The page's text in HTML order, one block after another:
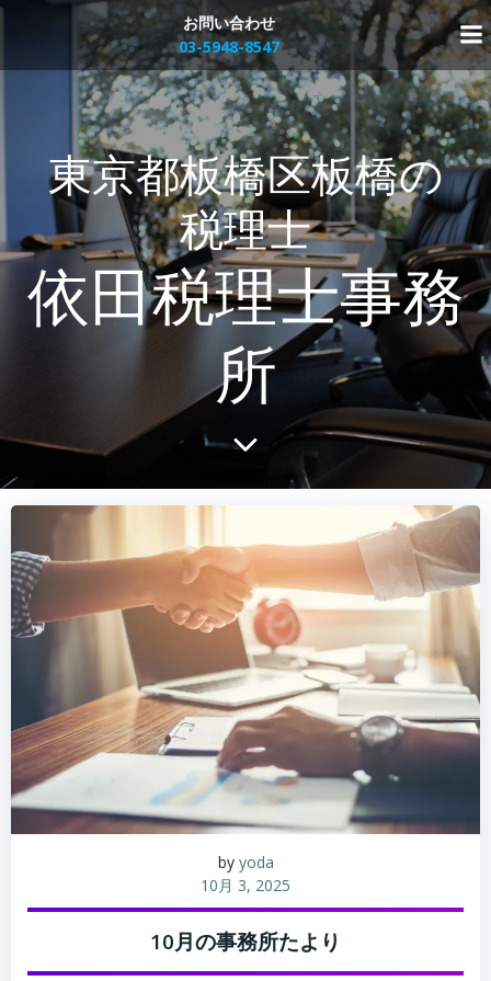
コ
ン
テ
ン
ツ
へ
ス
キ
ッ
プ
お問い合わせ
03-5948-8547
東京都板橋区板橋の
税理士
依田税理士事務
所
by yoda
10月 3, 2025
10月の事務所たより